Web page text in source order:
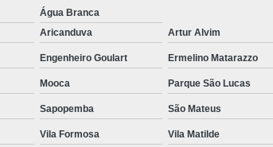
Água Branca
Aricanduva Artur Alvim
Engenheiro Goulart Ermelino Matarazzo
Mooca Parque São Lucas
Sapopemba São Mateus
Vila Formosa Vila Matilde